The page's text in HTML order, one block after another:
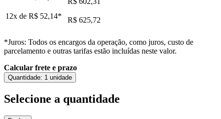
12x de R$ 52,14* R$ 625,72
*Juros: Todos os encargos da operação, como juros, custo de
parcelamento e outras tarifas estão incluídas neste valor.
Calcular frete e prazo
Quantidade: 1 unidade
Selecione a quantidade